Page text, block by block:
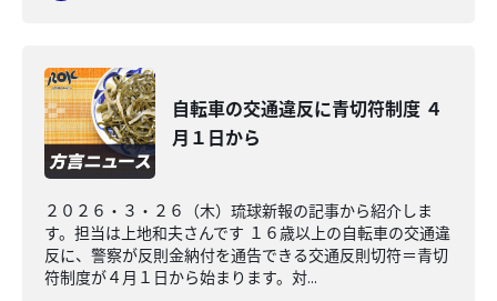
自転車の交通違反に青切符制度 ４
月１日から
２０２６・３・２６（木）琉球新報の記事から紹介しま
す。担当は上地和夫さんです １６歳以上の自転車の交通違
反に、警察が反則金納付を通告できる交通反則切符＝青切
符制度が４月１日から始まります。対...